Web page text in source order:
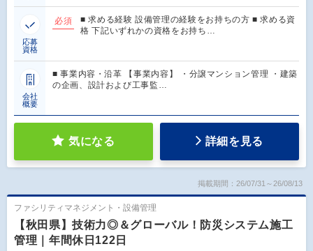
応募
資格
必須
■ 求める経験 設備管理の経験をお持ちの方 ■ 求める資
格 下記いずれかの資格をお持ち…
会社
概要
■ 事業内容・沿革 【事業内容】 ・分譲マンション管理 ・建築
の企画、設計および工事監…
気になる 詳細を見る
掲載期間：26/07/31～26/08/13
ファシリティマネジメント・設備管理
【秋田県】技術力◎＆グローバル！防災システム施工
管理｜年間休日122日